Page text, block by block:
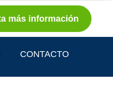
más información
CONTACTO